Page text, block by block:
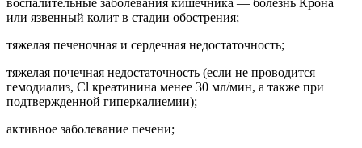
или язвенный колит в стадии обострения;
тяжелая печеночная и сердечная недостаточность;
тяжелая почечная недостаточность (если не проводится
гемодиализ, Cl креатинина менее 30 мл/мин, а также при
подтвержденной гиперкалиемии);
активное заболевание печени;